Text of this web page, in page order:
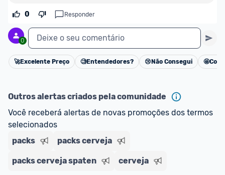
0 Responder
0 Deixe o seu comentário
Cancelar
🚀Excelente Preço 🧐Entendedores? 😢 Não Consegui 🤩
Outros alertas criados pela comunidade
Você receberá alertas de novas promoções dos termos
selecionados
packs
packs cerveja
packs cerveja spaten cerveja